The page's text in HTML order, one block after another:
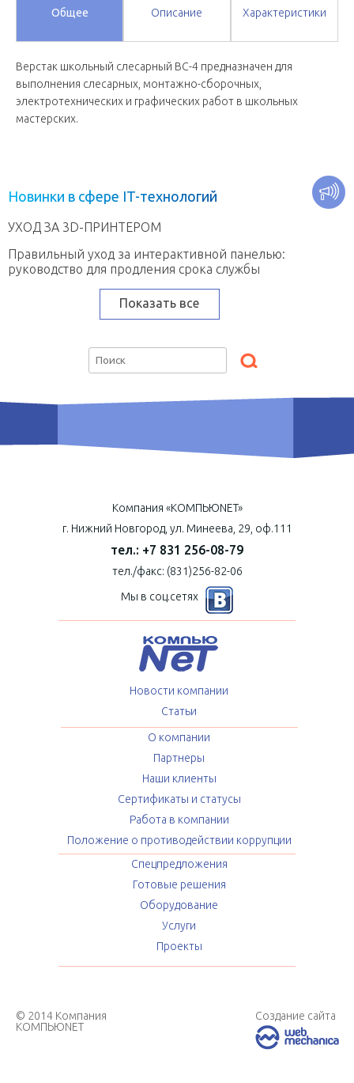
Новинки в сфере IT-технологий
УХОД ЗА 3D-ПРИНТЕРОМ
Правильный уход за интерактивной панелью:
руководство для продления срока службы
Показать все
Общее Описание Характеристики
Верстак школьный слесарный ВС-4 предназначен для
выполнения слесарных, монтажно-сборочных,
электротехнических и графических работ в школьных
мастерских.
Компания «КОМПЬЮNET»
г. Нижний Новгород, ул. Минеева, 29, оф.111
тел.: +7 831 256-08-79
тел./факс: (831)256-82-06
Мы в соц.сетях
Новости компании
Статьи
О компании
Партнеры
Наши клиенты
Сертификаты и статусы
Работа в компании
Положение о противодействии коррупции
Спецпредложения
Готовые решения
Оборудование
Услуги
Проекты
© 2014 Компания
КОМПЬЮNET
Создание сайта